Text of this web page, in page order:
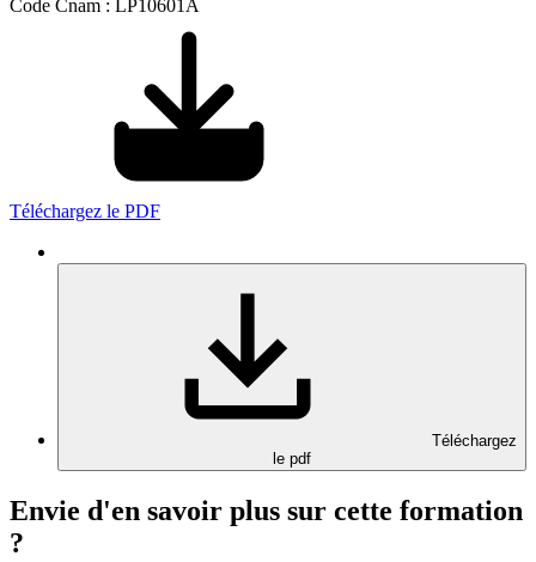
Code Cnam : LP10601A
Téléchargez le PDF
Téléchargez
le pdf
Envie d'en savoir plus sur cette formation
?